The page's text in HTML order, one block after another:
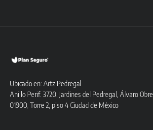
Ubicado en: Artz Pedregal
Anillo Perif. 3720, Jardines del Pedregal, Álvaro
01900, Torre 2, piso 4 Ciudad de México